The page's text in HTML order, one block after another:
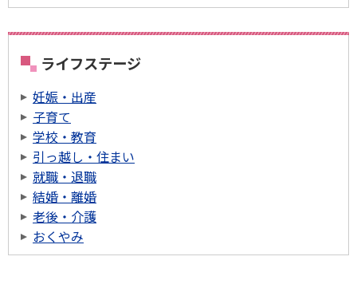
ライフステージ
妊娠・出産
子育て
学校・教育
引っ越し・住まい
就職・退職
結婚・離婚
老後・介護
おくやみ